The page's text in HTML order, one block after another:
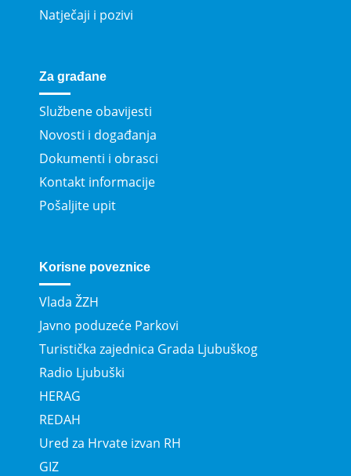
Natječaji i pozivi
Za građane
Službene obavijesti
Novosti i događanja
Dokumenti i obrasci
Kontakt informacije
Pošaljite upit
Korisne poveznice
Vlada ŽZH
Javno poduzeće Parkovi
Turistička zajednica Grada Ljubuškog
Radio Ljubuški
HERAG
REDAH
Ured za Hrvate izvan RH
GIZ